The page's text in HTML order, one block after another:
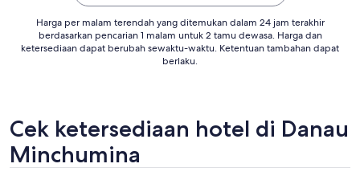
Harga per malam terendah yang ditemukan dalam 24 jam terakhir
berdasarkan pencarian 1 malam untuk 2 tamu dewasa. Harga dan
ketersediaan dapat berubah sewaktu-waktu. Ketentuan tambahan dapat
berlaku.
Cek ketersediaan hotel di Danau
Minchumina